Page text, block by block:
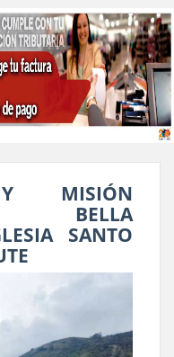
Y MISIÓN
BELLA
SANTO